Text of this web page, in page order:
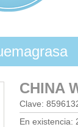
CHINA
Clave:
En existencia: